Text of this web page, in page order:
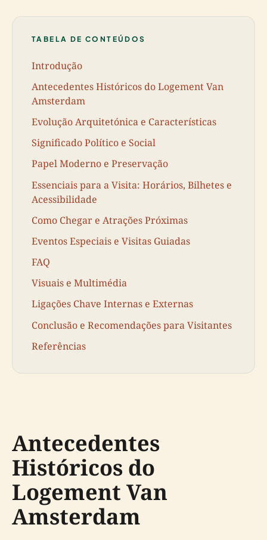
TABELA DE CONTEÚDOS
Introdução
Antecedentes Históricos do Logement Van
Amsterdam
Evolução Arquitetónica e Características
Significado Político e Social
Papel Moderno e Preservação
Essenciais para a Visita: Horários, Bilhetes e
Acessibilidade
Como Chegar e Atrações Próximas
Eventos Especiais e Visitas Guiadas
FAQ
Visuais e Multimédia
Ligações Chave Internas e Externas
Conclusão e Recomendações para Visitantes
Referências
Antecedentes
Históricos do
Logement Van
Amsterdam